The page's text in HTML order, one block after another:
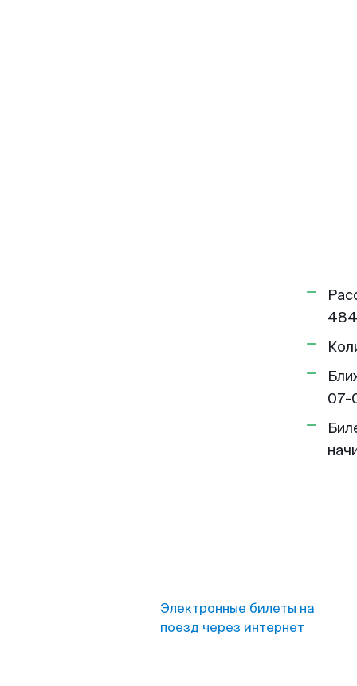
07-
Электронные билеты на
поезд через интернет